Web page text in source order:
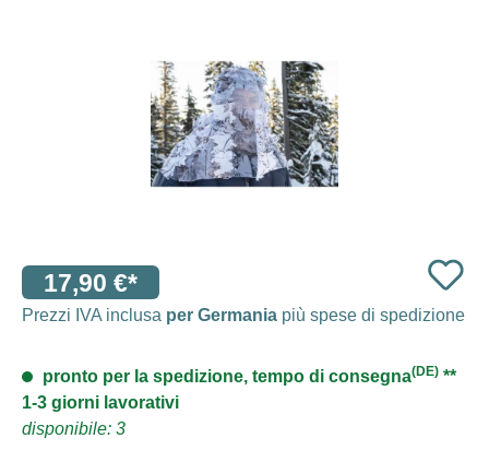
17,90 €*
Prezzi IVA inclusa per Germania più spese di spedizione
pronto per la spedizione, tempo di consegna(DE) **
1-3 giorni lavorativi
disponibile: 3